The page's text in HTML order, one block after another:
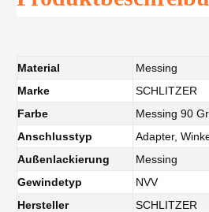
Material
Messing
Marke
SCHLITZER
Farbe
Messing 90
Anschlusstyp
Adapter,
Außenlackierung
Messing
Gewindetyp
NVV
Hersteller
SCHLITZER